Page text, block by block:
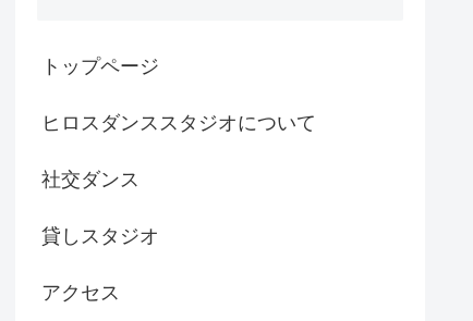
トップページ
ヒロスダンススタジオについて
社交ダンス
貸しスタジオ
アクセス